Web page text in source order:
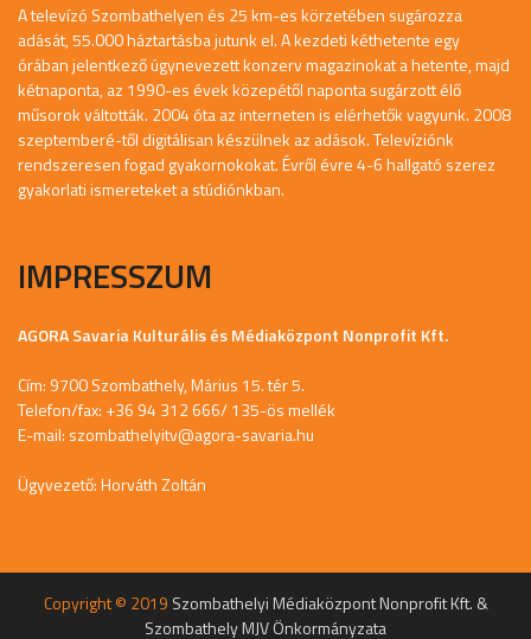
A televízó Szombathelyen és 25 km-es körzetében sugározza
adását, 55.000 háztartásba jutunk el. A kezdeti kéthetente egy
órában jelentkező úgynevezett konzerv magazinokat a hetente, majd
kétnaponta, az 1990-es évek közepétől naponta sugárzott élő
műsorok váltották. 2004 óta az interneten is elérhetők vagyunk. 2008
szeptemberé-től digitálisan készülnek az adások. Televíziónk
rendszeresen fogad gyakornokokat. Évről évre 4-6 hallgató szerez
gyakorlati ismereteket a stúdiónkban.
IMPRESSZUM
AGORA Savaria Kulturális és Médiaközpont Nonprofit Kft.
Cím: 9700 Szombathely, Márius 15. tér 5.
Telefon/fax: +36 94 312 666/ 135-ös mellék
E-mail: szombathelyitv@agora-savaria.hu
Ügyvezető: Horváth Zoltán
Copyright © 2019 Szombathelyi Médiaközpont Nonprofit Kft. &
Szombathely MJV Önkormányzata